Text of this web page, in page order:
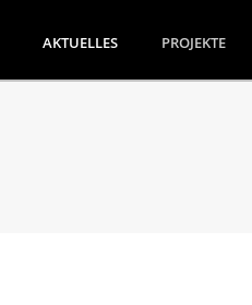
AKTUELLES PROJEKTE